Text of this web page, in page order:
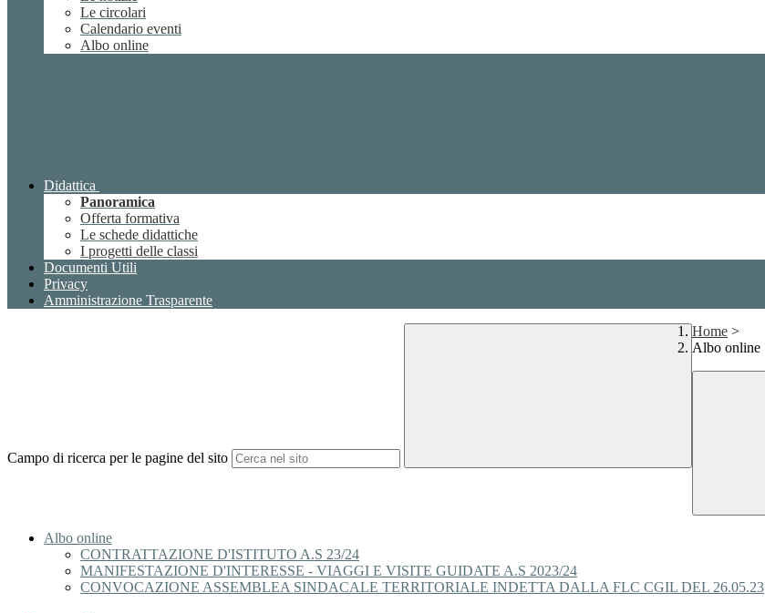
Le circolari
Calendario eventi
Albo online
Didattica
Panoramica
Offerta formativa
Le schede didattiche
I progetti delle classi
Documenti Utili
Privacy
Amministrazione Trasparente
Campo di ricerca per le pagine del sito
Home >
Albo online
Albo online
CONTRATTAZIONE D'ISTITUTO A.S 23/24
MANIFESTAZIONE D'INTERESSE - VIAGGI E VISITE GUIDATE A.S 2023/24
CONVOCAZIONE ASSEMBLEA SINDACALE TERRITORIALE INDETTA DALLA FLC CGIL DEL 26.05.23